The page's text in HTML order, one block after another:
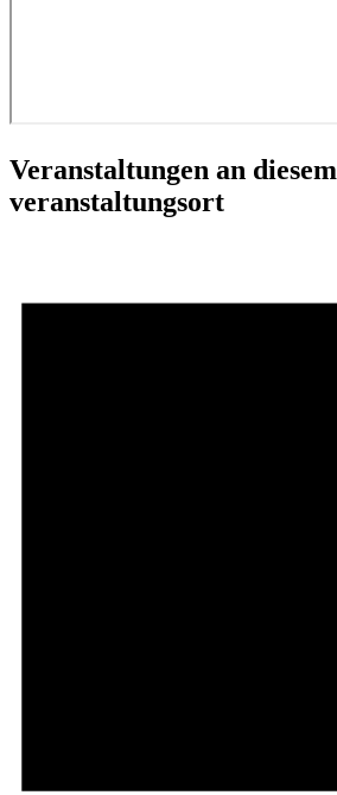
Veranstaltungen an diesem
veranstaltungsort